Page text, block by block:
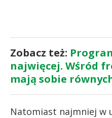
Zobacz też:
najwięcej. Wśród
mają sobie
Natomiast najmniej w